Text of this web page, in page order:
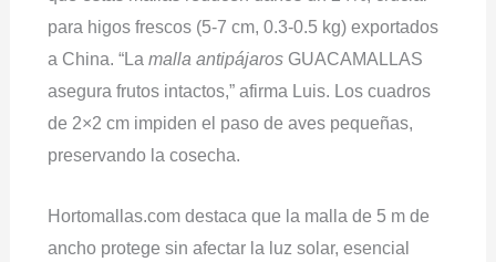
para higos frescos (5-7 cm, 0.3-0.5 kg) exportados
a China. “La malla antipájarosGUACAMALLAS
asegura frutos intactos,” afirma Luis. Los cuadros
de 2×2 cm impiden el paso de aves pequeñas,
preservando la cosecha.
Hortomallas.com destaca que la malla de 5 m de
ancho protege sin afectar la luz solar, esencial